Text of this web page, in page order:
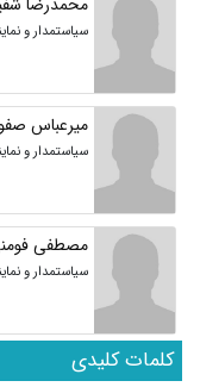
سیاستمدار و
میرعباس
سیاستمدار و
مصطفی
سیاستمدار و
کلمات کلیدی